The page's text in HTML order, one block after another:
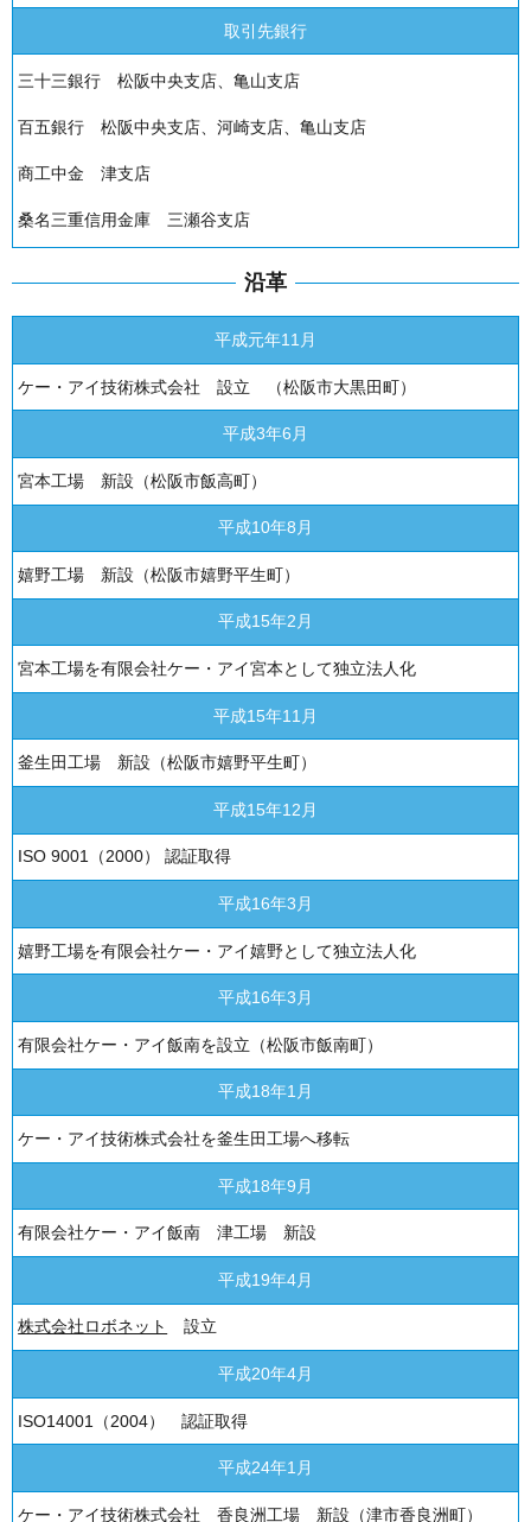
取引先銀行
三十三銀行 松阪中央支店、亀山支店
百五銀行 松阪中央支店、河崎支店、亀山支店
商工中金 津支店
桑名三重信用金庫 三瀬谷支店
沿革
平成元年11月
ケー・アイ技術株式会社 設立 （松阪市大黒田町）
平成3年6月
宮本工場 新設（松阪市飯高町）
平成10年8月
嬉野工場 新設（松阪市嬉野平生町）
平成15年2月
宮本工場を有限会社ケー・アイ宮本として独立法人化
平成15年11月
釜生田工場 新設（松阪市嬉野平生町）
平成15年12月
ISO 9001（2000） 認証取得
平成16年3月
嬉野工場を有限会社ケー・アイ嬉野として独立法人化
平成16年3月
有限会社ケー・アイ飯南を設立（松阪市飯南町）
平成18年1月
ケー・アイ技術株式会社を釜生田工場へ移転
平成18年9月
有限会社ケー・アイ飯南 津工場 新設
平成19年4月
株式会社ロボネット 設立
平成20年4月
ISO14001（2004） 認証取得
平成24年1月
ケー・アイ技術株式会社 香良洲工場 新設（津市香良洲町）